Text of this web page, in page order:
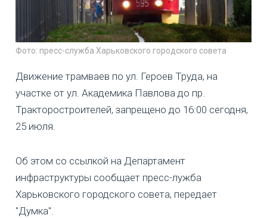
Фото: пресс-служба Харьковского городского совета
Движение трамваев по ул. Героев Труда, на
участке от ул. Академика Павлова до пр.
Тракторостроителей, запрещено до 16:00 сегодня,
25 июля.
Об этом со ссылкой на Департамент
инфраструктуры сообщает пресс-лужба
Харьковского городского совета, передает
"Думка".